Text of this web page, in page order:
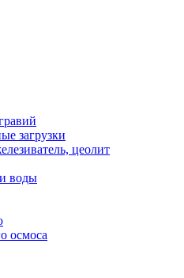
загрузки
цеолит
воды
осмоса